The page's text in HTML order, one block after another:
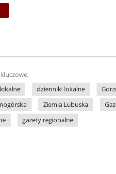
dzienniki lokalne
Ziemia Lubuska
gazety regionalne